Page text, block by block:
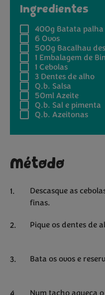
Ingredientes
400g Batata palha
6 Ovos
500g Bacalhau
1 Embalagem de
1 Cebolas
3 Dentes de alho
Q.b. Salsa
50mlAzeite
Q.b. Sal e pimenta
Q.b. Azeitonas
Método
Descasque as
finas.
Pique os dentes de
Bata os ovos e